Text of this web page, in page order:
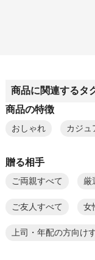
商品に関連するタ
商品の特徴
おしゃれ カジュ
贈る相手
ご両親すべて 厳
ご友人すべて 女
上司・年配の方向け